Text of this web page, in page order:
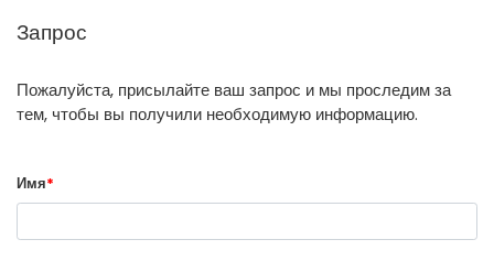
Запрос
Пожалуйста, присылайте ваш запрос и мы проследим за
тем, чтобы вы получили необходимую информацию.
Имя*